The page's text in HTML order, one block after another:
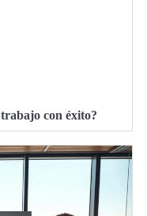
con éxito?